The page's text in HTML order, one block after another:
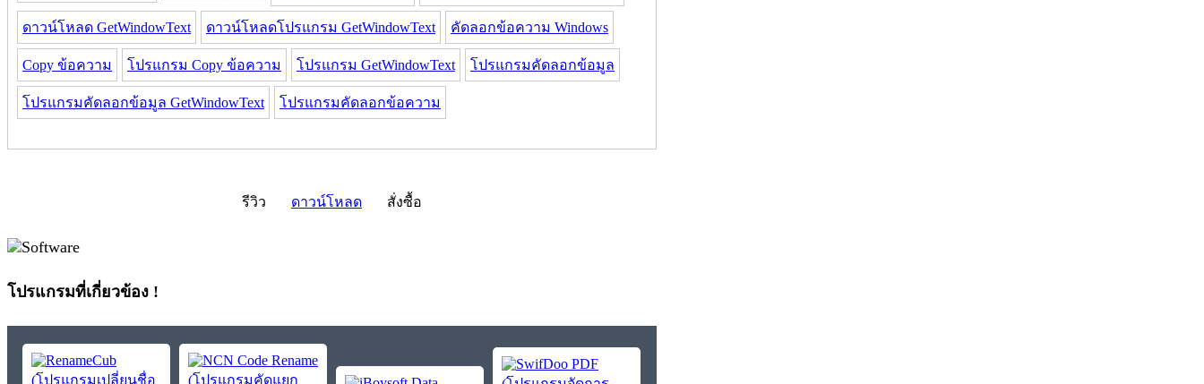
ดาวน์โหลด GetWindowText ดาวน์โหลดโปรแกรม GetWindowText คัดลอกข้อความ Windows
Copy ข้อความ โปรแกรม Copy ข้อความ โปรแกรม GetWindowText โปรแกรมคัดลอกข้อมูล
โปรแกรมคัดลอกข้อมูล GetWindowText โปรแกรมคัดลอกข้อความ
รีวิว ดาวน์โหลด สั่งซื้อ
โปรแกรมที่เกี่ยวข้อง !